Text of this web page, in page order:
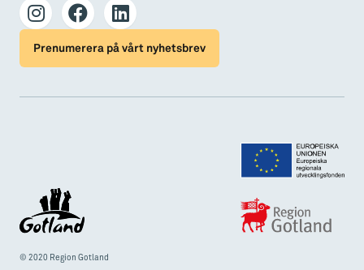
Prenumerera på vårt nyhetsbrev
© 2020 Region Gotland